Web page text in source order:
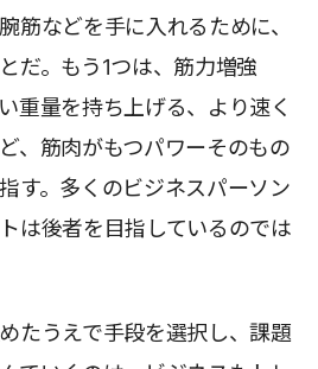
筋などを手に入れるために、
だ。もう1つは、筋力増強
重量を持ち上げる、より速く
、筋肉がもつパワーそのもの
す。多くのビジネスパーソン
は後者を目指しているのでは
たうえで手段を選択し、課題